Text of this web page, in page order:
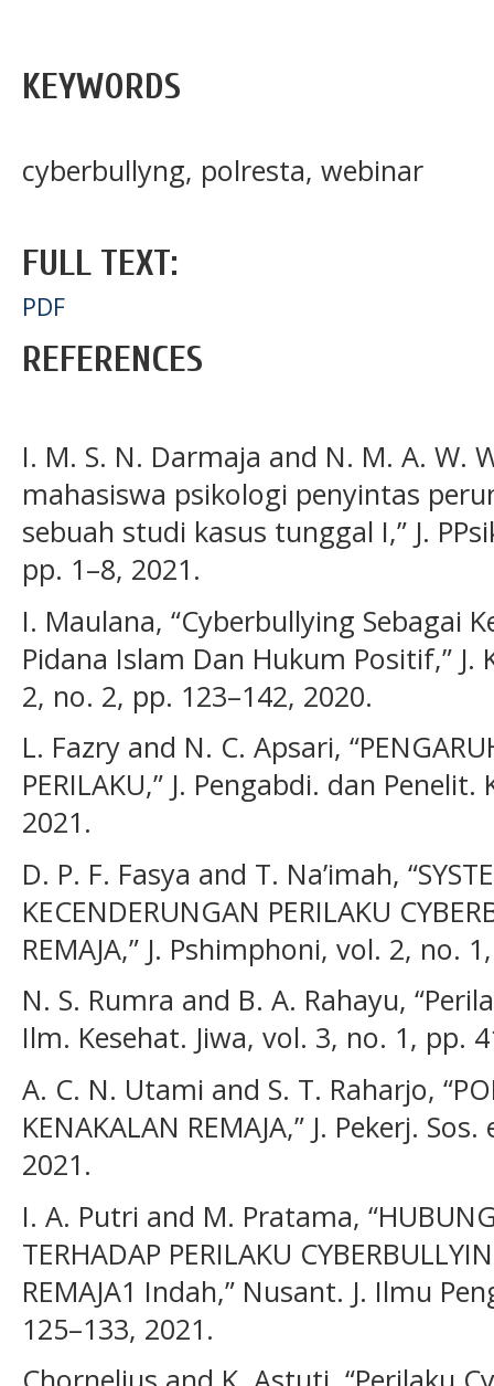
KEYWORDS
cyberbullyng, polresta, webinar
FULL TEXT:
PDF
REFERENCES
I. M. S. N. Darmaja and N. M. A. W.
mahasiswa psikologi penyintas
sebuah studi kasus tunggal I,” J.
pp. 1–8, 2021.
I. Maulana, “Cyberbullying Sebagai
Pidana Islam Dan Hukum Positif,” J.
2, no. 2, pp. 123–142, 2020.
L. Fazry and N. C. Apsari,
PERILAKU,” J. Pengabdi. dan
2021.
D. P. F. Fasya and T. Na’imah,
KECENDERUNGAN PERILAKU
REMAJA,” J. Pshimphoni, vol. 2, no.
N. S. Rumra and B. A. Rahayu,
Ilm. Kesehat. Jiwa, vol. 3, no. 1, pp.
A. C. N. Utami and S. T. Raharjo,
KENAKALAN REMAJA,” J. Pekerj.
2021.
I. A. Putri and M. Pratama,
TERHADAP PERILAKU
REMAJA1 Indah,” Nusant. J. Ilmu
125–133, 2021.